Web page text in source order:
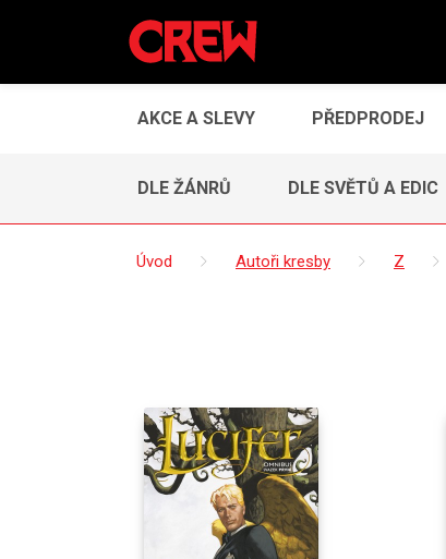
AKCE A SLEVY PŘEDPRODEJ
DLE ŽÁNRŮ DLE SVĚTŮ A EDIC
Úvod Autoři kresby Z